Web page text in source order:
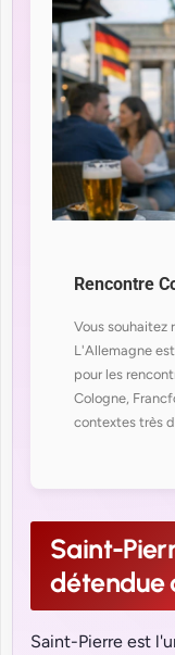
Rencontre
Vous souhaitez
L'Allemagne
pour les
Cologne,
contextes très
Saint-
détendue
Saint-Pierre est